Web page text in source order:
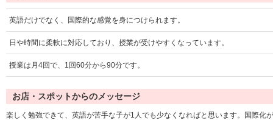
英語だけでなく、国際的な感覚を身につけられます。
日や時間に柔軟に対応しており、授業が受けやすくなっています。
授業は月4回で、1回60分から90分です。
お店・スポットからのメッセージ
楽しく勉強できて、英語が苦手な子が1人でも少なくなればと思います。国際化